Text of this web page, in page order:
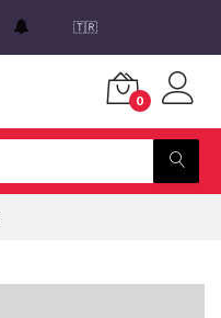
🇹🇷
0